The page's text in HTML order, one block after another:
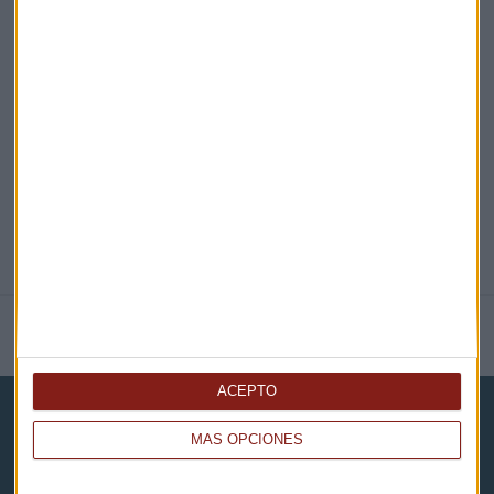
MÁS OPCIONES
ACEPTO
NOTICIAS RELACIONADAS